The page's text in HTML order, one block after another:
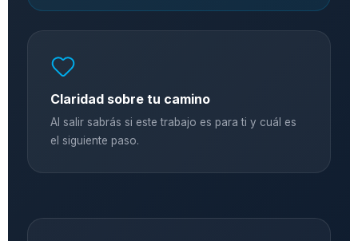
Claridad sobre tu camino
Al salir sabrás si este trabajo es para ti y cuál es
el siguiente paso.